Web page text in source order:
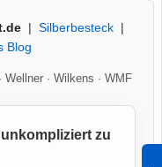
| Silberbesteck|
Blog
Wellner· Wilkens · WMF
zu